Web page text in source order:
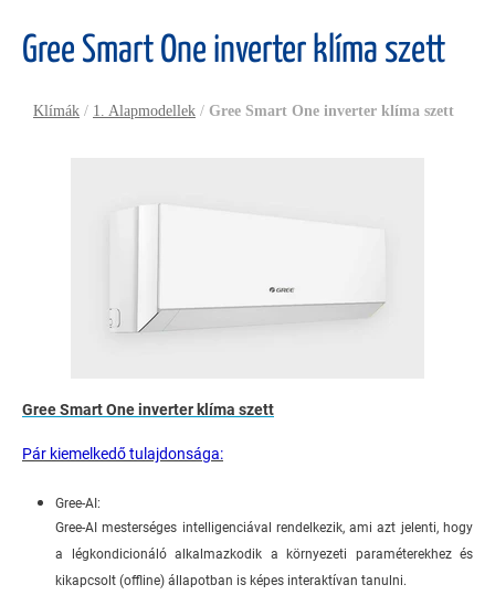
Gree Smart One inverter klíma szett
Klímák / 1. Alapmodellek / Gree Smart One inverter klíma szett
Gree Smart One inverter klíma szett
Pár kiemelkedő tulajdonsága:
Gree-AI:
Gree-AI mesterséges intelligenciával rendelkezik, ami azt jelenti, hogy
a légkondicionáló alkalmazkodik a környezeti paraméterekhez és
kikapcsolt (offline) állapotban is képes interaktívan tanulni.